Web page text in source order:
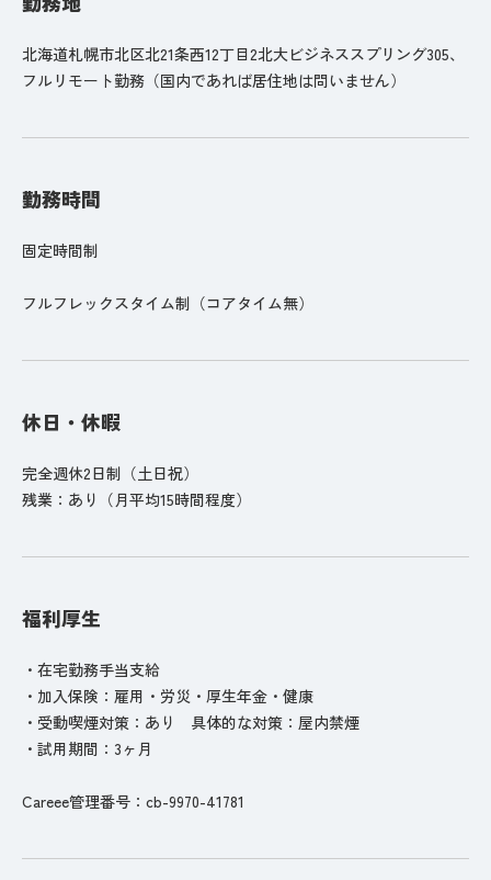
北海道札幌市北区北21条西12丁目2北大ビジネススプリング305、
フルリモート勤務（国内であれば居住地は問いません）
勤務時間
固定時間制
フルフレックスタイム制（コアタイム無）
休日・休暇
完全週休2日制（土日祝）
残業：あり（月平均15時間程度）
福利厚生
・在宅勤務手当支給
・加入保険：雇用・労災・厚生年金・健康
・受動喫煙対策：あり 具体的な対策：屋内禁煙
・試用期間：3ヶ月
Careee管理番号：cb-9970-41781